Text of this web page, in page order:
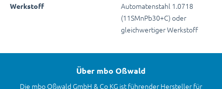
Werkstoff
Automatenstahl 1.0718
(11SMnPb30+C) oder
gleichwertiger Werkstoff
Über mbo Oßwald
Die mbo Oßwald GmbH & Co KG ist führender Hersteller für